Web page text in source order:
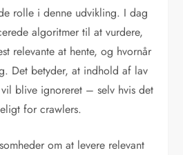
rolle i denne udvikling. I dag
algoritmer til at vurdere,
relevante at hente, og hvornår
Det betyder, at indhold af lav
blive ignoreret – selv hvis det
for crawlers.
om at levere relevant